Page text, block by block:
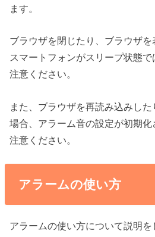
ます。
ブラウザを閉じたり、ブラウザ
スマートフォンがスリープ状態
注意ください。
また、ブラウザを再読み込みし
場合、アラーム音の設定が初期
注意ください。
アラームの使い方
アラームの使い方について説明を